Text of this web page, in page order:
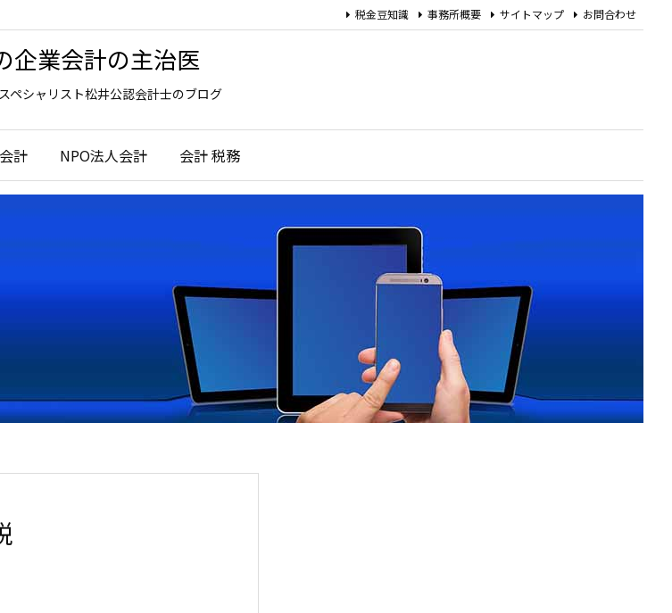
企業会計の主治医
ペシャリスト松井公認会計士のブログ
計 NPO法人会計 会計 税務
税金豆知識 事務所概要 サイトマップ お問合わせ